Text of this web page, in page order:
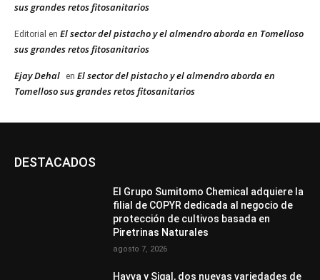
sus grandes retos fitosanitarios
Editorial en El sector del pistacho y el almendro aborda en Tomelloso
sus grandes retos fitosanitarios
Ejay Dehal en El sector del pistacho y el almendro aborda en
Tomelloso sus grandes retos fitosanitarios
DESTACADOS
El Grupo Sumitomo Chemical adquiere la
filial de COPYR dedicada al negocio de
protección de cultivos basada en
Piretrinas Naturales
agosto 7, 2026
Havva y Sigal, dos nuevas variedades de